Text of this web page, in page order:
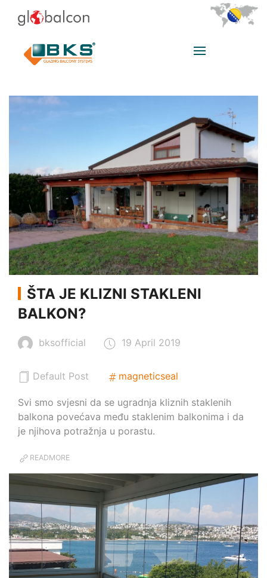
ŠTA JE KLIZNI STAKLENI
BALKON?
bksofficial 19 April 2019
Default Post magneticseal
Svi smo svjesni da se ugradnja kliznih staklenih
balkona povećava među staklenim balkonima i da
je njihova potražnja u porastu.
READMORE